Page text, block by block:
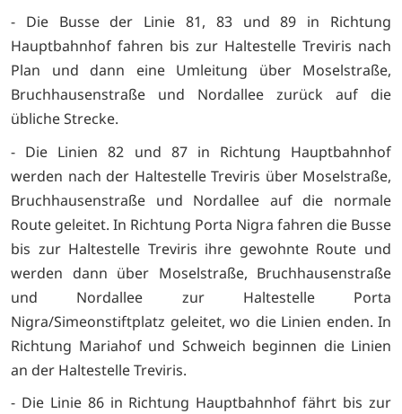
- Die Busse der Linie 81, 83 und 89 in Richtung
Hauptbahnhof fahren bis zur Haltestelle Treviris nach
Plan und dann eine Umleitung über Moselstraße,
Bruchhausenstraße und Nordallee zurück auf die
übliche Strecke.
- Die Linien 82 und 87 in Richtung Hauptbahnhof
werden nach der Haltestelle Treviris über Moselstraße,
Bruchhausenstraße und Nordallee auf die normale
Route geleitet. In Richtung Porta Nigra fahren die Busse
bis zur Haltestelle Treviris ihre gewohnte Route und
werden dann über Moselstraße, Bruchhausenstraße
und Nordallee zur Haltestelle Porta
Nigra/Simeonstiftplatz geleitet, wo die Linien enden. In
Richtung Mariahof und Schweich beginnen die Linien
an der Haltestelle Treviris.
- Die Linie 86 in Richtung Hauptbahnhof fährt bis zur